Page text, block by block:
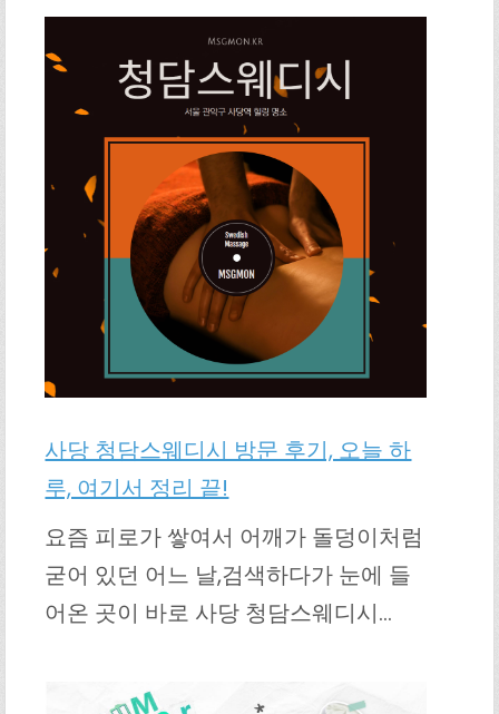
사당 청담스웨디시 방문 후기, 오늘 하
루, 여기서 정리 끝!
요즘 피로가 쌓여서 어깨가 돌덩이처럼
굳어 있던 어느 날,검색하다가 눈에 들
어온 곳이 바로 사당 청담스웨디시…